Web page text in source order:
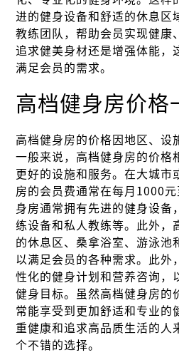
进的健身设备和舒适的休息区
教练团队，帮助会员实现健康
追求健美身材还是增强体能，
满足会员的需求。
高档健身房价格
高档健身房的价格因地区、设
一般来说，高档健身房的价格
更好的设施和服务。在大城市
房的会员费通常在每月1000
身房通常拥有先进的健身设备
练设备和私人教练等。此外，
的休息区、桑拿浴室、游泳池
以满足会员的各种需求。此外
性化的健身计划和营养咨询，
健身目标。虽然高档健身房的
常能享受到更加舒适和专业的
重健康和追求高品质生活的人
个不错的选择。